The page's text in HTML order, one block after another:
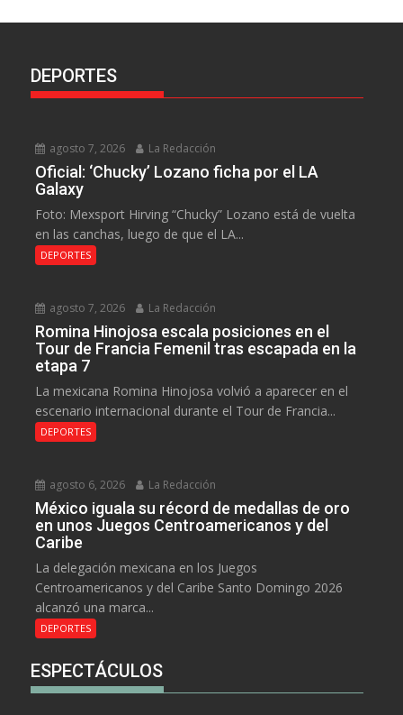
DEPORTES
agosto 7, 2026 La Redacción
Oficial: ‘Chucky’ Lozano ficha por el LA
Galaxy
Foto: Mexsport Hirving “Chucky” Lozano está de vuelta
en las canchas, luego de que el LA...
DEPORTES
agosto 7, 2026 La Redacción
Romina Hinojosa escala posiciones en el
Tour de Francia Femenil tras escapada en la
etapa 7
La mexicana Romina Hinojosa volvió a aparecer en el
escenario internacional durante el Tour de Francia...
DEPORTES
agosto 6, 2026 La Redacción
México iguala su récord de medallas de oro
en unos Juegos Centroamericanos y del
Caribe
La delegación mexicana en los Juegos
Centroamericanos y del Caribe Santo Domingo 2026
alcanzó una marca...
DEPORTES
ESPECTÁCULOS